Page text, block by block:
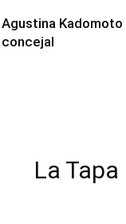
Agustina
concejal
La Tapa